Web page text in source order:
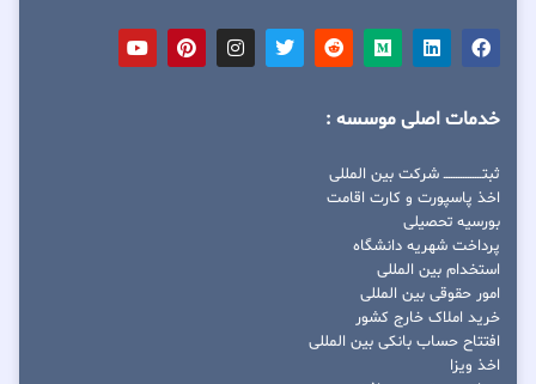
خدمات اصلی موسسه :
ثبتــــــــــــــــ شرکت بین المللی
اخذ پاسپورت و کارت اقامت
بورسیه تحصیلی
پرداخت شهریه دانشگاه
استخدام بین المللی
امور حقوقی بین المللی
خرید املاک خارج کشور
افتتاح حساب بانکی بین المللی
اخذ ویزا